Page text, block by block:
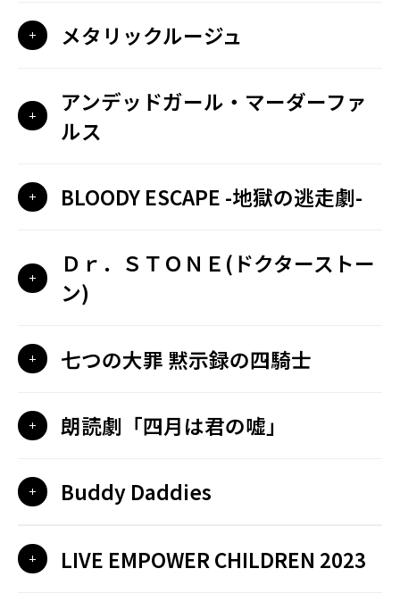
メタリックルージュ
アンデッドガール・マーダーファ
ルス
BLOODY ESCAPE -地獄の逃走劇-
Ｄｒ．ＳＴＯＮＥ(ドクターストー
ン)
七つの大罪 黙示録の四騎士
朗読劇「四月は君の嘘」
Buddy Daddies
LIVE EMPOWER CHILDREN 2023